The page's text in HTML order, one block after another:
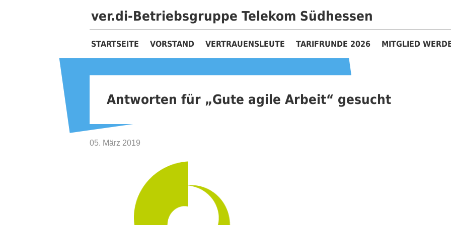
ver.di-Betriebsgruppe Telekom Südhessen
STARTSEITE VORSTAND VERTRAUENSLEUTE TARIFRUNDE 2026 MITGLIED
Antworten für „Gute agile Arbeit“ gesucht
05. März 2019